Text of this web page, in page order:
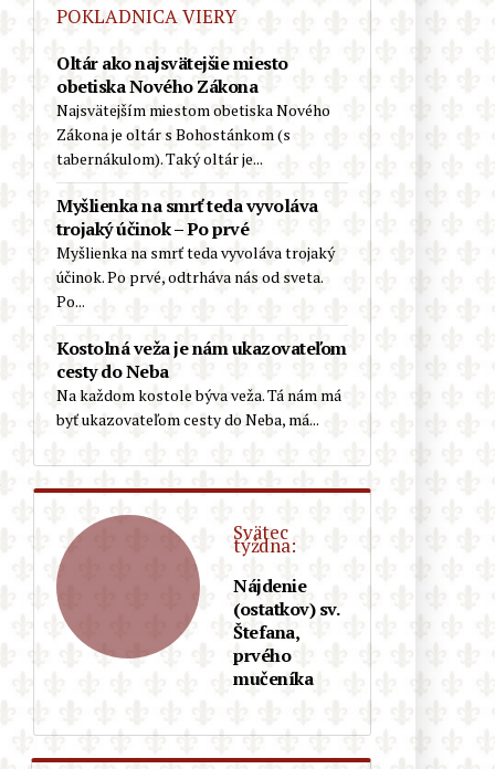
Biskup Schneider: „Pre náboženstvo
nie je nič nebezpečnejšie, ako
zasahovanie do liturgie“
Európa v rozklade: Starostka
Reykjavíku a luteránsky biskup sa
zúčastnili pochodu hnutia Slut Walk
(Chodiť ako šľapka), ktoré bojuje
proti predsudkom
Kardinál Schönborn víta, že
zatvorené katolícke kostoly
prevezmú schizmatickí a heretickí
nekatolíci
Pokrokový španielsky kňaz o
nelegálnych migrantoch z Ceuty:
„Sú svätí. Nerobia žiadne
problémy…“
Nemecko: Kňaz odsúdil LGBT
pochod v Berlíne ako zvrátenosť a
diecéza sa od neho následne
dištancovala! Kto nejasá nad LGBT,
nie je dobrý katolík?
Autor populárneho katolíckeho
románu „Otec Eliáš: Apokalypsa“
vydáva ďalšie zaujímavé dielo s
postapokalyptickou tematikou
POKLADNICA VIERY
Oltár ako najsvätejšie miesto
obetiska Nového Zákona
Najsvätejším miestom obetiska Nového
Zákona je oltár s Bohostánkom (s
tabernákulom). Taký oltár je...
Myšlienka na smrť teda vyvoláva
trojaký účinok – Po prvé
Myšlienka na smrť teda vyvoláva trojaký
účinok. Po prvé, odtrháva nás od sveta.
Po...
Kostolná veža je nám ukazovateľom
cesty do Neba
Na každom kostole býva veža. Tá nám má
byť ukazovateľom cesty do Neba, má...
Svätec
týždna:
Nájdenie
(ostatkov) sv.
Štefana,
prvého
mučeníka